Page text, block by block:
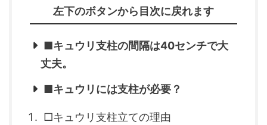
左下のボタンから目次に戻れます
■キュウリ支柱の間隔は40センチで大
丈夫。
■キュウリには支柱が必要？
□キュウリ支柱立ての理由